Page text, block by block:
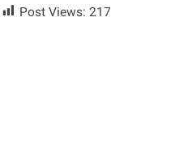
Post Views: 217